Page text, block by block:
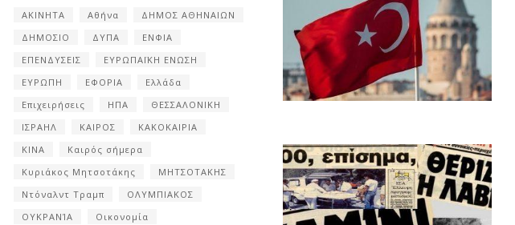
ΑΚΙΝΗΤΑ
Αθήνα
ΔΗΜΟΣ ΑΘΗΝΑΙΩΝ
ΔΗΜΟΣΙΟ
ΔΥΠΑ
ΕΝΦΙΑ
ΕΠΕΝΔΥΣΕΙΣ
ΕΥΡΩΠΑΪΚΗ ΕΝΩΣΗ
ΕΥΡΩΠΗ
ΕΦΟΡΙΑ
Ελλάδα
Επιχειρήσεις
ΗΠΑ
ΘΕΣΣΑΛΟΝΙΚΗ
ΙΣΡΑΗΛ
ΚΑΙΡΟΣ
ΚΑΚΟΚΑΙΡΙΑ
ΚΙΝΑ
Καιρός σήμερα
Κυριάκος Μητσοτάκης
ΜΗΤΣΟΤΑΚΗΣ
Ντόναλντ Τραμπ
ΟΛΥΜΠΙΑΚΟΣ
ΟΥΚΡΑΝΊΑ
Οικονομία